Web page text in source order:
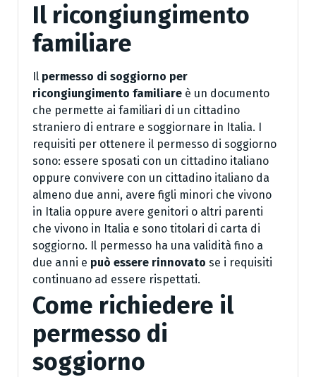
Il ricongiungimento
familiare
Il permesso di soggiorno per
ricongiungimento familiare è un documento
che permette ai familiari di un cittadino
straniero di entrare e soggiornare in Italia. I
requisiti per ottenere il permesso di soggiorno
sono: essere sposati con un cittadino italiano
oppure convivere con un cittadino italiano da
almeno due anni, avere figli minori che vivono
in Italia oppure avere genitori o altri parenti
che vivono in Italia e sono titolari di carta di
soggiorno. Il permesso ha una validità fino a
due anni e può essere rinnovato se i requisiti
continuano ad essere rispettati.
Come richiedere il
permesso di
soggiorno